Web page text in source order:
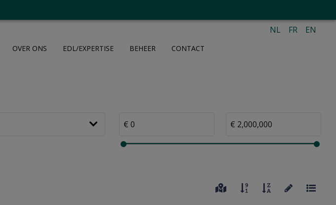
OVER ONS EDL/EXPERTISE BEHEER CONTACT
NL FR EN